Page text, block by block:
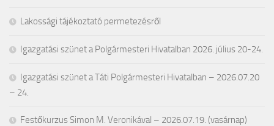
Lakossági tájékoztató permetezésről
Igazgatási szünet a Polgármesteri Hivatalban 2026. július 20-24.
Igazgatási szünet a Táti Polgármesteri Hivatalban – 2026.07.20
– 24.
Festőkurzus Simon M. Veronikával – 2026.07.19. (vasárnap)